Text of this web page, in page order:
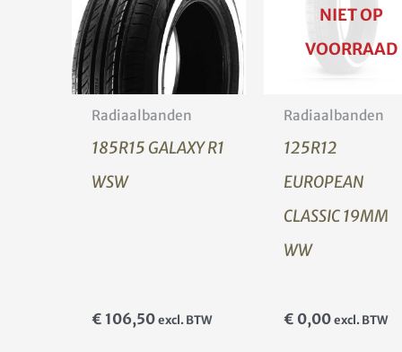
Radiaalbanden
185R15 GALAXY R1
WSW
€ 106,50 excl. BTW
NIET OP
VOORRAAD
Radiaalbanden
125R12
EUROPEAN
CLASSIC 19MM
WW
€ 0,00 excl. BTW